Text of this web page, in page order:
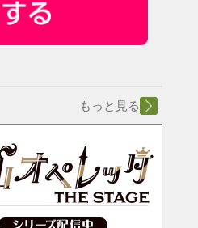
もっと見る